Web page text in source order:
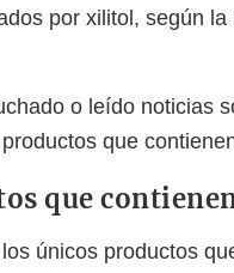
por xilitol, según
o leído noticias
que
que
únicos productos